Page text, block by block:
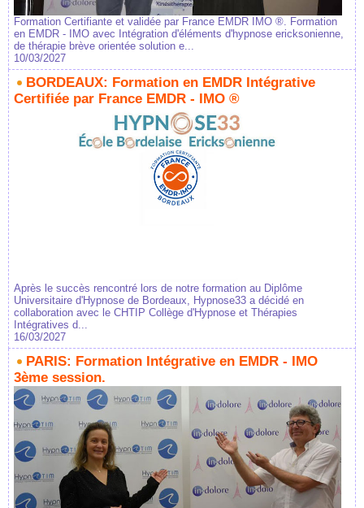
Formation Certifiante et validée par France EMDR IMO ®. Formation
en EMDR - IMO avec Intégration d'éléments d'hypnose ericksonienne,
de thérapie brève orientée solution e...
10/03/2027
BORDEAUX: Formation en EMDR Intégrative
Certifiée par France EMDR - IMO ®
Après le succès rencontré lors de notre formation au Diplôme
Universitaire d'Hypnose de Bordeaux, Hypnose33 a décidé en
collaboration avec le CHTIP Collège d'Hypnose et Thérapies
Intégratives d...
16/03/2027
PARIS: Formation Intégrative en EMDR - IMO
3ème session.